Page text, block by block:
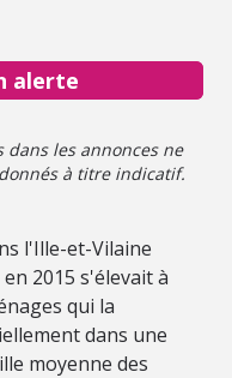
alerte
dans les annonces ne
à titre indicatif.
l'Ille-et-Vilaine
2015 s'élevait à
qui la
dans une
moyenne des